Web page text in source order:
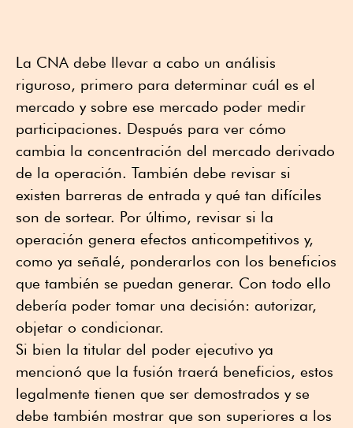
La CNA debe llevar a cabo un análisis
riguroso, primero para determinar cuál es el
mercado y sobre ese mercado poder medir
participaciones. Después para ver cómo
cambia la concentración del mercado derivado
de la operación. También debe revisar si
existen barreras de entrada y qué tan difíciles
son de sortear. Por último, revisar si la
operación genera efectos anticompetitivos y,
como ya señalé, ponderarlos con los beneficios
que también se puedan generar. Con todo ello
debería poder tomar una decisión: autorizar,
objetar o condicionar.
Si bien la titular del poder ejecutivo ya
mencionó que la fusión traerá beneficios, estos
legalmente tienen que ser demostrados y se
debe también mostrar que son superiores a los